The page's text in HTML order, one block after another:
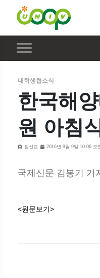
대학생협소식
한국해
원 아침
정선교 2016년 9월 9일 10:06 오
국제신문 김봉기 기
<원문보기>